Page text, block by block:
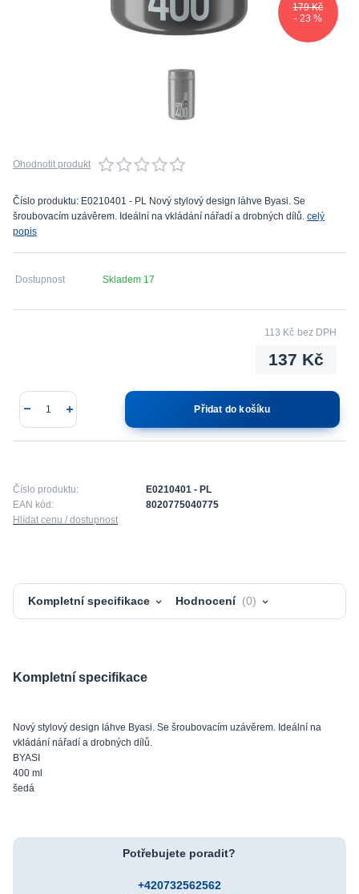
179 Kč
- 23 %
Ohodnotit produkt
Číslo produktu: E0210401 - PL Nový stylový design láhve Byasi. Se
šroubovacím uzávěrem. Ideální na vkládání nářadí a drobných dílů. celý
popis
Dostupnost Skladem 17
137 Kč
113 Kč bez DPH
Přidat do košíku
Číslo produktu:
E0210401 - PL
EAN kód:
8020775040775
Hlídat cenu / dostupnost
Kompletní specifikace Hodnocení 0
Kompletní specifikace
Nový stylový design láhve Byasi. Se šroubovacím uzávěrem. Ideální na
vkládání nářadí a drobných dílů.
BYASI
400 ml
šedá
Potřebujete poradit?
+420732562562